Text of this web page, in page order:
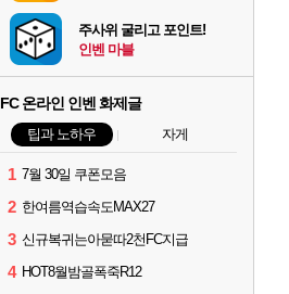
주사위 굴리고 포인트!
인벤 마블
FC 온라인 인벤 화제글
팁과 노하우 자게
1 7월 30일 쿠폰모음
2 한여름역습속도MAX27
3 신규복귀는아묻따2천FC지급
4 HOT8월밤골폭죽R12